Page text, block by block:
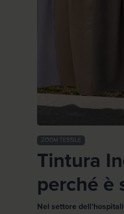
ZOOM TESSILE
Tintura
perché è
Nel settore